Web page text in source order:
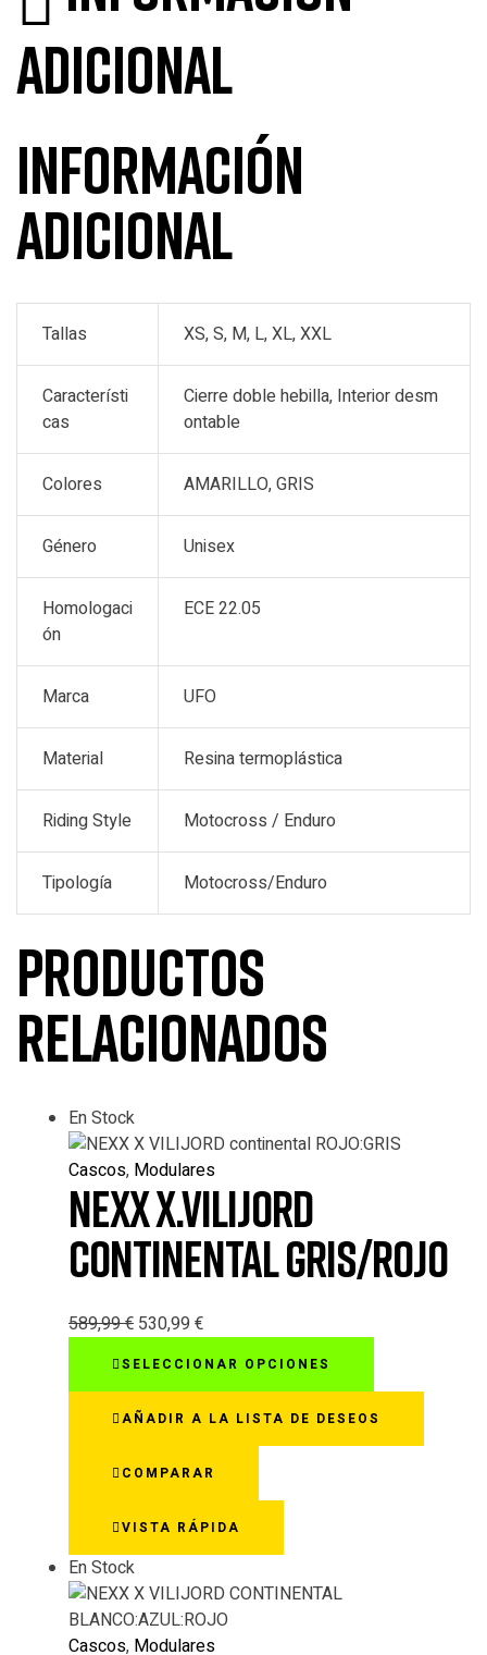
adicional
Información
adicional
Tallas XS, S, M, L, XL, XXL
Característi
cas
Cierre doble hebilla, Interior desm
ontable
Colores AMARILLO, GRIS
Género Unisex
Homologaci
ón
ECE 22.05
Marca UFO
Material Resina termoplástica
Riding Style Motocross / Enduro
Tipología Motocross/Enduro
Productos
relacionados
En Stock
Cascos, Modulares
NEXX X.VILIJORD
CONTINENTAL GRIS/ROJO
589,99€ 530,99 €
SELECCIONAR OPCIONES
múltiples
variantes.
AÑADIR A LA LISTA DE DESEOS
COMPARAR
VISTA RÁPIDA
En Stock
Cascos, Modulares